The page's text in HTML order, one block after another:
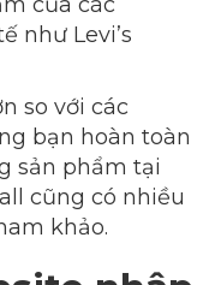
như Levi’s
so với các
bạn hoàn toàn
sản phẩm tại
cũng có nhiều
khảo.